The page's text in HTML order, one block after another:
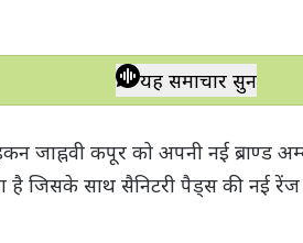
यह समाचार सुनें
जाह्नवी कपूर को अपनी नई ब्राण्ड
है जिसके साथ सैनिटरी पैड्स की नई रेंज